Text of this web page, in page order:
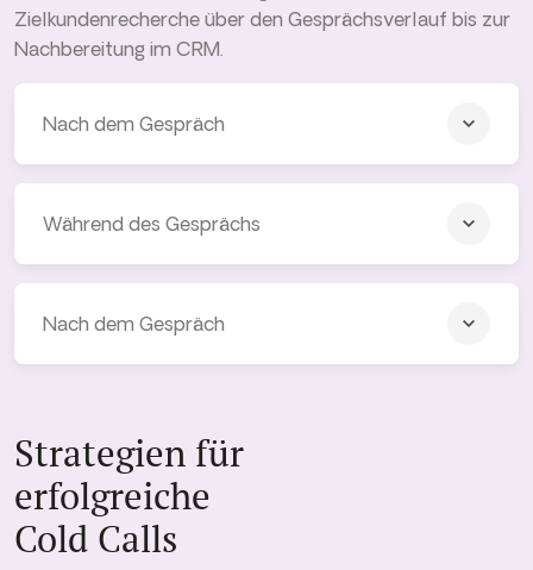
Zielkundenrecherche über den Gesprächsverlauf bis zur
Nachbereitung im CRM.
Nach dem Gespräch
Während des Gesprächs
Nach dem Gespräch
Strategien für
erfolgreiche
Cold Calls